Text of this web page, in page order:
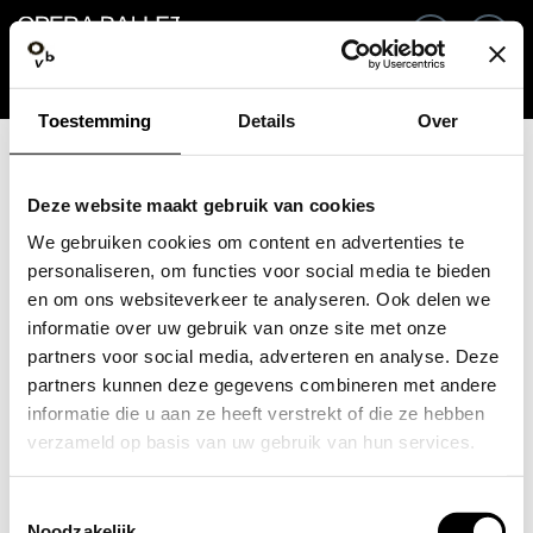
Toestemming Details Over
Deze website maakt gebruik van cookies
We gebruiken cookies om content en advertenties te
personaliseren, om functies voor social media te bieden
en om ons websiteverkeer te analyseren. Ook delen we
informatie over uw gebruik van onze site met onze
partners voor social media, adverteren en analyse. Deze
partners kunnen deze gegevens combineren met andere
informatie die u aan ze heeft verstrekt of die ze hebben
verzameld op basis van uw gebruik van hun services.
Wachtwoord Wachtwoord vergeten?
Account maken